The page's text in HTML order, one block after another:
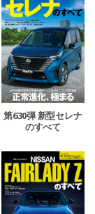
第630弾 新型セレナ
のすべて